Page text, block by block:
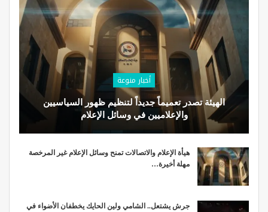
أخبار منوعة
الهيئة تصدر تعميماً جديداً لتنظيم ظهور السياسيين
والإعلاميين في وسائل الإعلام
هيأة الإعلام والاتصالات تمنح وسائل الإعلام غير المرخصة
مهلة أخيرة…
جرش يشتعل.. الشامي ولين الحايك يخطفان الأضواء في